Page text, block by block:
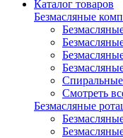
Каталог товаров
Безмасляные
Спиральные
Смотреть
Безмасляные